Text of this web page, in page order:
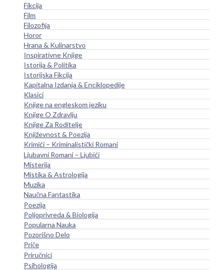
Fikcija
Film
Filozofija
Horor
Hrana & Kulinarstvo
Inspirativne Knjige
Istorija & Politika
Istorijska Fikcija
Kapitalna Izdanja & Enciklopedije
Klasici
Knjige na engleskom jeziku
Knjige O Zdravlju
Knjige Za Roditelje
Književnost & Poezija
Krimići – Kriminalistički Romani
Ljubavni Romani – Ljubići
Misterija
Mistika & Astrologija
Muzika
Naučna Fantastika
Poezija
Poljoprivreda & Biologija
Popularna Nauka
Pozorišno Delo
Priče
Priručnici
Psihologija